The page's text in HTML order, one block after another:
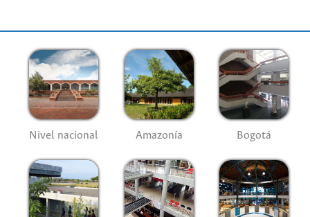
Nivel nacional Amazonía Bogotá